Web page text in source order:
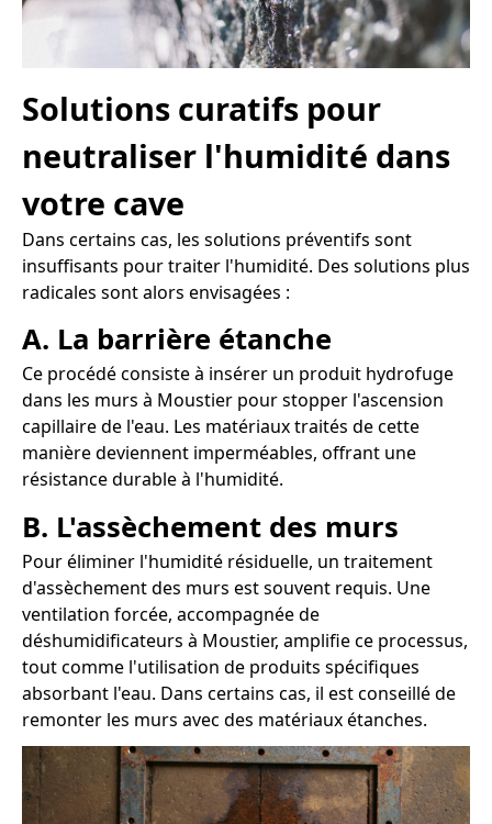
Solutions curatifs pour
neutraliser l'humidité dans
votre cave
Dans certains cas, les solutions préventifs sont
insuffisants pour traiter l'humidité. Des solutions plus
radicales sont alors envisagées :
A. La barrière étanche
Ce procédé consiste à insérer un produit hydrofuge
dans les murs à Moustier pour stopper l'ascension
capillaire de l'eau. Les matériaux traités de cette
manière deviennent imperméables, offrant une
résistance durable à l'humidité.
B. L'assèchement des murs
Pour éliminer l'humidité résiduelle, un traitement
d'assèchement des murs est souvent requis. Une
ventilation forcée, accompagnée de
déshumidificateurs à Moustier, amplifie ce processus,
tout comme l'utilisation de produits spécifiques
absorbant l'eau. Dans certains cas, il est conseillé de
remonter les murs avec des matériaux étanches.